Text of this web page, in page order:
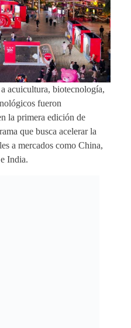
acuicultura, biotecnología,
fueron
la primera edición de
que busca acelerar la
a mercados como China,
India.